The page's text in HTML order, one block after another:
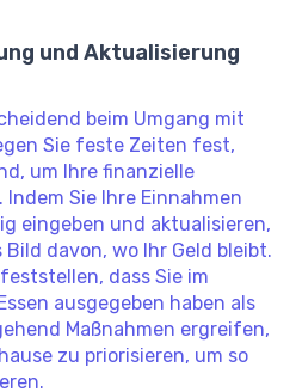
und Aktualisierung
beim Umgang mit
Sie feste Zeiten fest,
um Ihre finanzielle
Sie Ihre Einnahmen
eingeben und aktualisieren,
davon, wo Ihr Geld bleibt.
dass Sie im
ausgegeben haben als
Maßnahmen ergreifen,
zu priorisieren, um so